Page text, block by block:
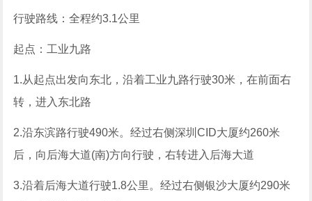
行驶路线：全程约3.1公里
起点：工业九路
1.从起点出发向东北，沿着工业九路行驶30米，在前面右
转，进入东北路
2.沿东滨路行驶490米。经过右侧深圳CID大厦约260米
后，向后海大道(南)方向行驶，右转进入后海大道
3.沿着后海大道行驶1.8公里。经过右侧银沙大厦约290米